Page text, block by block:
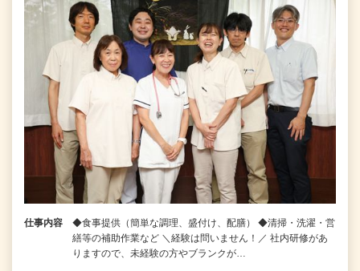
仕事内容
◆食事提供（簡単な調理、盛付け、配膳） ◆清掃・洗濯・営
繕等の補助作業など ＼経験は問いません！／ 社内研修があ
りますので、未経験の方やブランクが…